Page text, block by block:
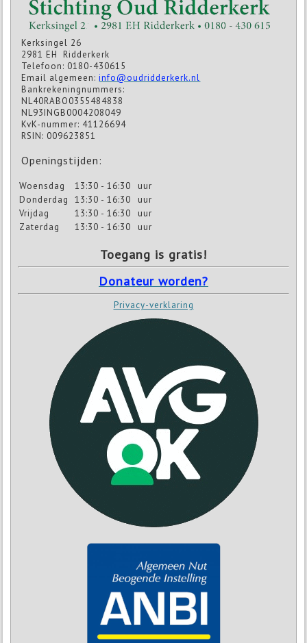
Kerksingel 26
2981 EH Ridderkerk
Telefoon: 0180-430615
Email algemeen:info@oudridderkerk.nl
Bankrekeningnummers:
NL40RABO0355484838
NL93INGB0004208049
KvK-nummer: 41126694
RSIN: 009623851
Openingstijden:
Woensdag 13:30 - 16:30
uur
Donderdag
13:30 - 16:30
uur
Vrijdag
13:30 - 16:30
uur
Zaterdag
13:30 - 16:30 uur
Toegang is gratis!
Donateur worden?
Privacy-verklaring